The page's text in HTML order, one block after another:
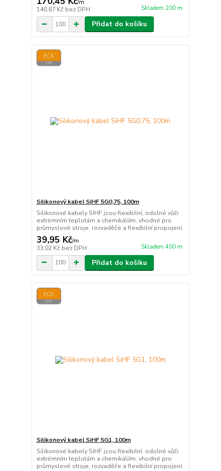
/m
140,87 Kč bez DPH Skladem 200 m
Přidat do košíku
Silikonový kabel SiHF 5G0,75, 100m
Silikonové kabely SIHF jsou flexibilní, odolné vůči
extrémním teplotám a chemikáliím, vhodné pro
průmyslové stroje, rozvaděče a flexibilní propojení.
39,95 Kč/m
33,02 Kč bez DPH Skladem 400 m
Přidat do košíku
Silikonový kabel SiHF 5G1, 100m
Silikonové kabely SIHF jsou flexibilní, odolné vůči
extrémním teplotám a chemikáliím, vhodné pro
průmyslové stroje, rozvaděče a flexibilní propojení.